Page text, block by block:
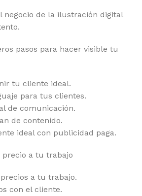
negocio de la ilustración digital
pasos para hacer visible tu
tu cliente ideal.
para tus clientes.
de comunicación.
de contenido.
ideal con publicidad paga.
precio a tu trabajo
a tu trabajo.
con el cliente.